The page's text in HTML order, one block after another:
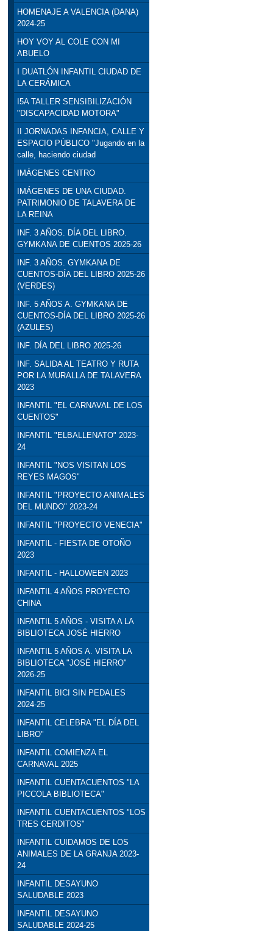
HOMENAJE A VALENCIA (DANA)
2024-25
HOY VOY AL COLE CON MI
ABUELO
I DUATLÓN INFANTIL CIUDAD DE
LA CERÁMICA
I5A TALLER SENSIBILIZACIÓN
"DISCAPACIDAD MOTORA"
II JORNADAS INFANCIA, CALLE Y
ESPACIO PÚBLICO "Jugando en la
calle, haciendo ciudad
IMÁGENES CENTRO
IMÁGENES DE UNA CIUDAD.
PATRIMONIO DE TALAVERA DE
LA REINA
INF. 3 AÑOS. DÍA DEL LIBRO.
GYMKANA DE CUENTOS 2025-26
INF. 3 AÑOS. GYMKANA DE
CUENTOS-DÍA DEL LIBRO 2025-26
(VERDES)
INF. 5 AÑOS A. GYMKANA DE
CUENTOS-DÍA DEL LIBRO 2025-26
(AZULES)
INF. DÍA DEL LIBRO 2025-26
INF. SALIDA AL TEATRO Y RUTA
POR LA MURALLA DE TALAVERA
2023
INFANTIL "EL CARNAVAL DE LOS
CUENTOS"
INFANTIL "ELBALLENATO" 2023-
24
INFANTIL "NOS VISITAN LOS
REYES MAGOS"
INFANTIL "PROYECTO ANIMALES
DEL MUNDO" 2023-24
INFANTIL "PROYECTO VENECIA"
INFANTIL - FIESTA DE OTOÑO
2023
INFANTIL - HALLOWEEN 2023
INFANTIL 4 AÑOS PROYECTO
CHINA
INFANTIL 5 AÑOS - VISITA A LA
BIBLIOTECA JOSÉ HIERRO
INFANTIL 5 AÑOS A. VISITA LA
BIBLIOTECA "JOSÉ HIERRO"
2026-25
INFANTIL BICI SIN PEDALES
2024-25
INFANTIL CELEBRA "EL DÍA DEL
LIBRO"
INFANTIL COMIENZA EL
CARNAVAL 2025
INFANTIL CUENTACUENTOS "LA
PICCOLA BIBLIOTECA"
INFANTIL CUENTACUENTOS "LOS
TRES CERDITOS"
INFANTIL CUIDAMOS DE LOS
ANIMALES DE LA GRANJA 2023-
24
INFANTIL DESAYUNO
SALUDABLE 2023
INFANTIL DESAYUNO
SALUDABLE 2024-25